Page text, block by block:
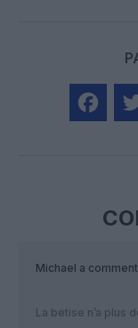
Michael a
La betise n’a plus